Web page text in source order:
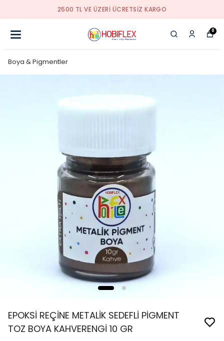
KALİTELİ HİZMETİN ADRESİ
0
Boya & Pigmentler
EPOKSİ REÇİNE METALİK SEDEFLİ PİGMENT
TOZ BOYA KAHVERENGİ 10 GR